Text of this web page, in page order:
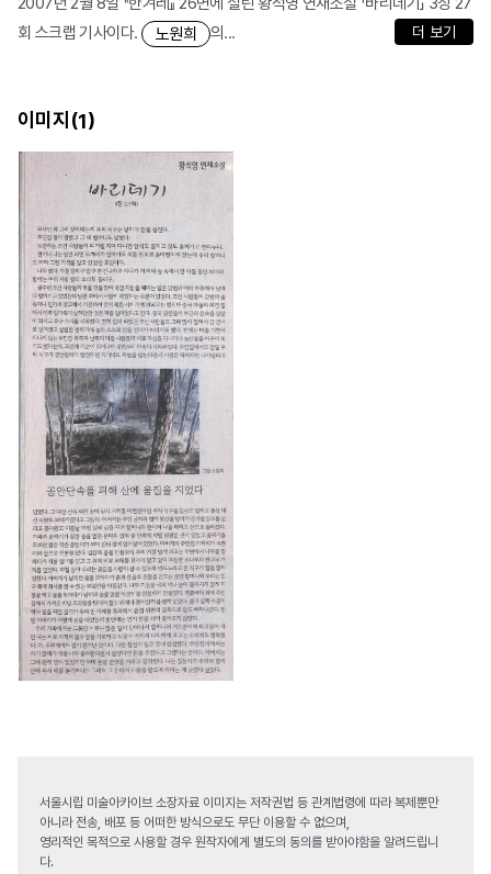
회 스크랩 기사이다.
노원희 의... 더 보기
이미지(1)
서울시립 미술아카이브 소장자료 이미지는 저작권법 등 관계법령에 따라 복제뿐만
아니라 전송, 배포 등 어떠한 방식으로도 무단 이용할 수 없으며,
영리적인 목적으로 사용할 경우 원작자에게 별도의 동의를 받아야함을 알려드립니
다.